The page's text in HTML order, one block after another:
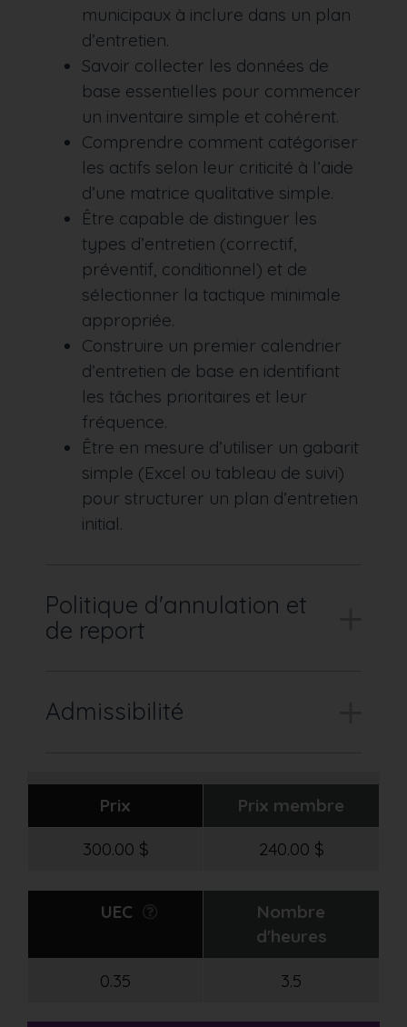
municipaux à inclure dans un plan
d’entretien.
Savoir collecter les données de
base essentielles pour commencer
un inventaire simple et cohérent.
Comprendre comment catégoriser
les actifs selon leur criticité à l’aide
d’une matrice qualitative simple.
Être capable de distinguer les
types d’entretien (correctif,
préventif, conditionnel) et de
sélectionner la tactique minimale
appropriée.
Construire un premier calendrier
d’entretien de base en identifiant
les tâches prioritaires et leur
fréquence.
Être en mesure d’utiliser un gabarit
simple (Excel ou tableau de suivi)
pour structurer un plan d’entretien
initial.
Politique d'annulation et
de report
Admissibilité
Prix
Prix membre
300.00 $
240.00 $
UEC
Nombre
d'heures
0.35 3.5